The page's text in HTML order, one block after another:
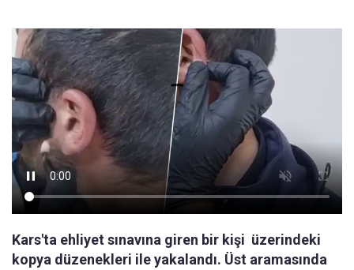
Kars'ta ehliyet sınavına giren bir kişi üzerindeki
kopya düzenekleri ile yakalandı. Üst aramasında